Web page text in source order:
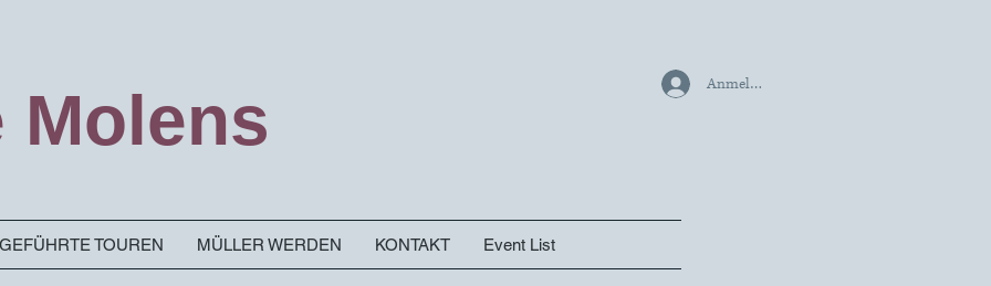
Molens Anmelden
TOUREN MÜLLER WERDEN KONTAKT Event List